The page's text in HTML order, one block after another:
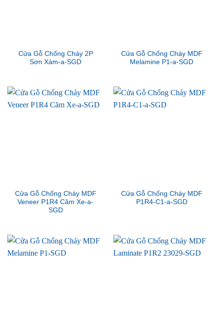
Cửa Gỗ Chống Cháy 2P
Sơn Xám-a-SGD
Cửa Gỗ Chống Cháy MDF
Melamine P1-a-SGD
Cửa Gỗ Chống Cháy MDF
Veneer P1R4 Căm Xe-a-
SGD
Cửa Gỗ Chống Cháy MDF
P1R4-C1-a-SGD